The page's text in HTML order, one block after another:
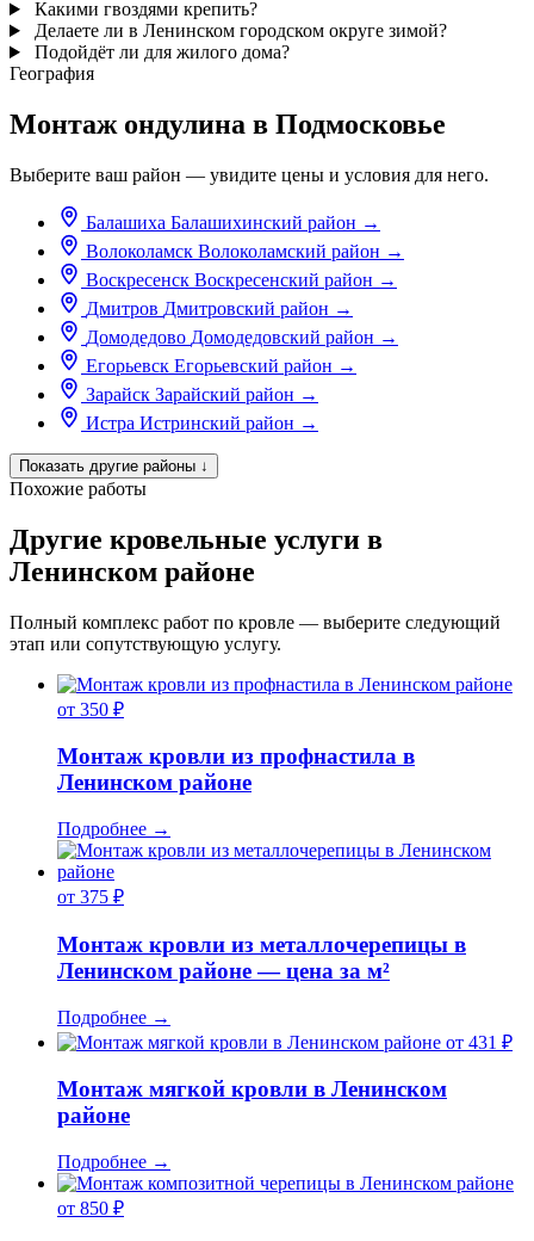
Какими гвоздями крепить?
Делаете ли в Ленинском городском округе зимой?
Подойдёт ли для жилого дома?
География
Монтаж ондулина в Подмосковье
Выберите ваш район — увидите цены и условия для него.
Балашиха Балашихинский район →
Волоколамск Волоколамский район →
Воскресенск Воскресенский район →
Дмитров Дмитровский район →
Домодедово Домодедовский район →
Егорьевск Егорьевский район →
Зарайск Зарайский район →
Истра Истринский район →
Показать другие районы ↓
Похожие работы
Другие кровельные услуги в
Ленинском районе
Полный комплекс работ по кровле — выберите следующий
этап или сопутствующую услугу.
от 350 ₽
Монтаж кровли из профнастила в
Ленинском районе
Подробнее →
от 375 ₽
Монтаж кровли из металлочерепицы в
Ленинском районе — цена за м²
Подробнее →
от 431 ₽
Монтаж мягкой кровли в Ленинском
районе
Подробнее →
от 850 ₽